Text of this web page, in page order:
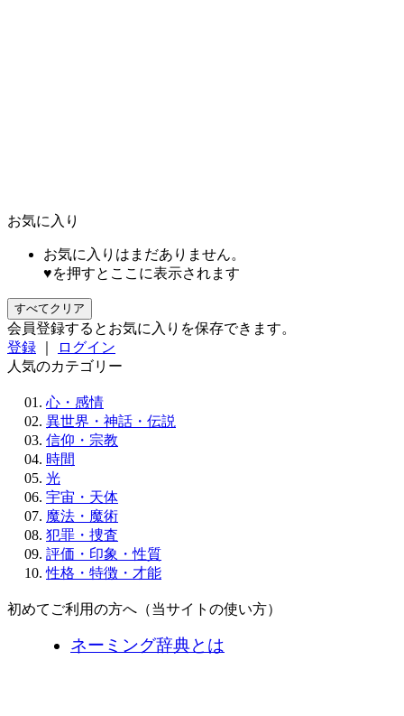
お気に入り
お気に入りはまだありません。
♥を押すとここに表示されます
すべてクリア
会員登録するとお気に入りを保存できます。
登録
ログイン
人気のカテゴリー
心・感情
異世界・神話・伝説
信仰・宗教
時間
光
宇宙・天体
魔法・魔術
犯罪・捜査
評価・印象・性質
性格・特徴・才能
初めてご利用の方へ（当サイトの使い方）
ネーミング辞典とは